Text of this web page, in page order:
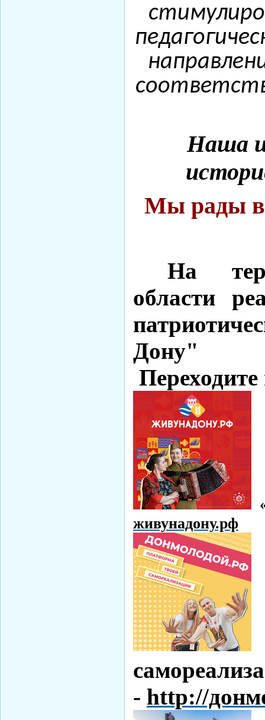
Наша
Мы рады
На
области
Дону"
живунадону.рф
- http://